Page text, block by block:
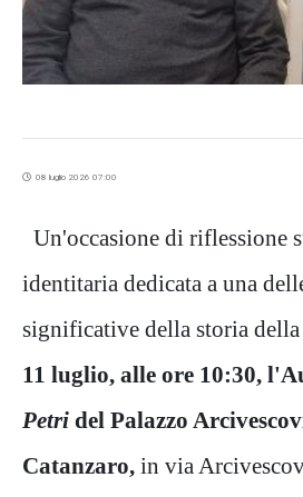
08 luglio 2026 07:00
Un'occasione di riflessione
identitaria dedicata a una
significative della storia della
11 luglio, alle ore 10:30,
Petri del Palazzo
Catanzaro, in via